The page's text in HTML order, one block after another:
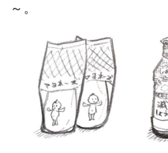
～。